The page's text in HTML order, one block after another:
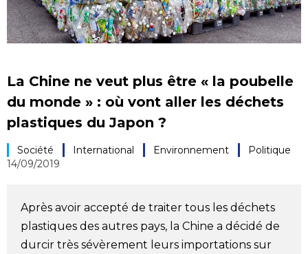
العربية
Dossiers
Économie
Société
Culture
Gastronomie
Le japonais
La Chine ne veut plus être « la poubelle
du monde » : où vont aller les déchets
plastiques du Japon ?
Société International Environnement
Politique
14/09/2019
Après avoir accepté de traiter tous les déchets
plastiques des autres pays, la Chine a décidé de
durcir très sévèrement leurs importations sur